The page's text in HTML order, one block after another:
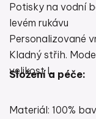
Potisky na vodní
levém rukávu
Personalizované
Kladný střih.
velikost L.
Složení a péče:
Materiál: 100%